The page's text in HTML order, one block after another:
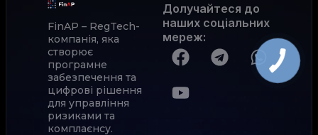
FinAP – RegTech-
компанія, яка
створює
програмне
забезпечення та
цифрові рішення
для управління
ризиками та
комплаєнсу.
Долучайтеся до
наших соціальних
мереж: